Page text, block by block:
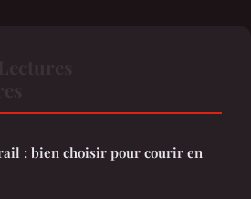
: bien choisir pour courir en